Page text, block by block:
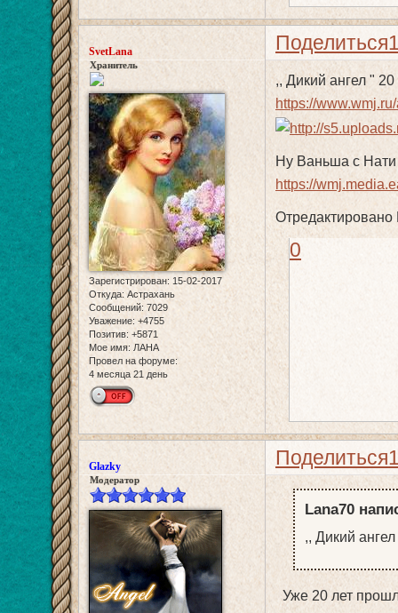
Поделиться
SvetLana
Хранитель
Зарегистрирован: 15-02-2017
Откуда: Астрахань
Сообщений: 7029
Уважение: +4755
Позитив: +5871
Мое имя: ЛАНА
Провел на форуме:
4 месяца 21 день
,, Дикий ангел "
https://
Ну Ваньша с
https://
Отредактировано
0
Поделиться
Glazky
Модератор
Lana70
,, Дикий
Уже 20 лет